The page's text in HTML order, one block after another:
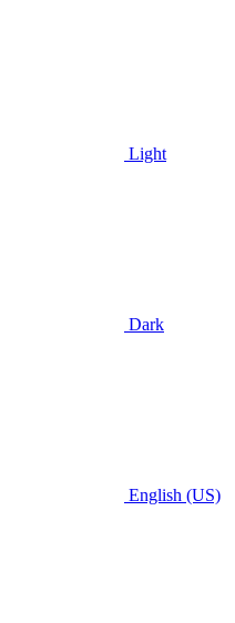
Light
Dark
English (US)